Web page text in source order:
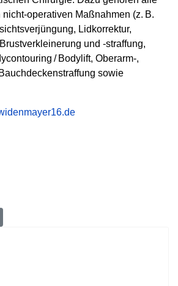
operativen Maßnahmen (z. B.
Lidkorrektur,
und -straffung,
/ Bodylift, Oberarm-,
sowie
bei Lipödem
Nie wieder Schweißattacken!